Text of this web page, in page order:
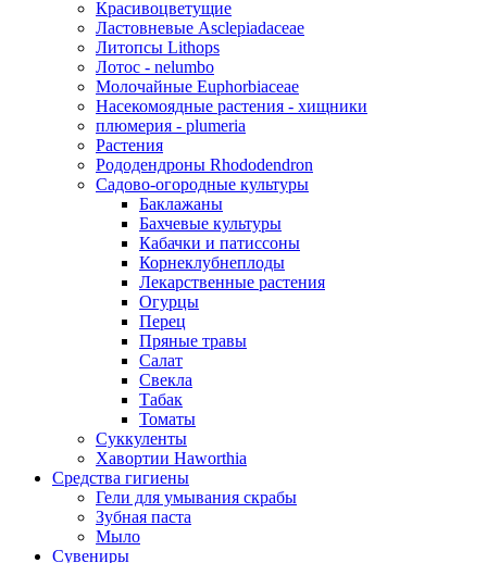
Красивоцветущие
Ластовневые Asclepiadaceae
Литопсы Lithops
Лотос - nelumbo
Молочайные Euphorbiaceae
Насекомоядные растения - хищники
плюмерия - plumeria
Растения
Рододендроны Rhododendron
Садово-огородные культуры
Баклажаны
Бахчевые культуры
Кабачки и патиссоны
Корнеклубнеплоды
Лекарственные растения
Огурцы
Перец
Пряные травы
Салат
Свекла
Табак
Томаты
Суккуленты
Хавортии Haworthia
Средства гигиены
Гели для умывания скрабы
Зубная паста
Мыло
Сувениры